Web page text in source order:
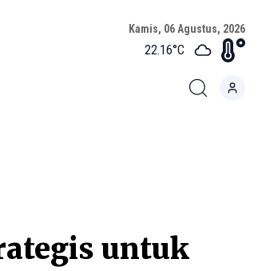
Kamis, 06 Agustus, 2026
22.16°C
untuk